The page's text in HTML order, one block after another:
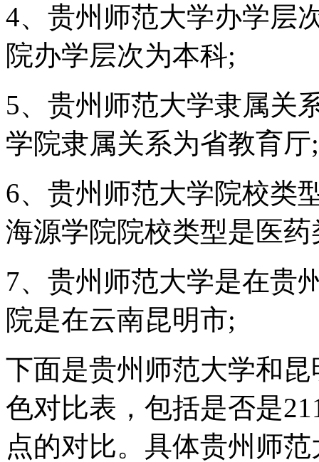
4、贵州师范大学办学层
院办学层次为本科;
5、贵州师范大学隶属关
学院隶属关系为省教育厅;
6、贵州师范大学院校类
海源学院院校类型是医药
7、贵州师范大学是在贵
院是在云南昆明市;
下面是贵州师范大学和
色对比表，包括是否是
点的对比。具体贵州师